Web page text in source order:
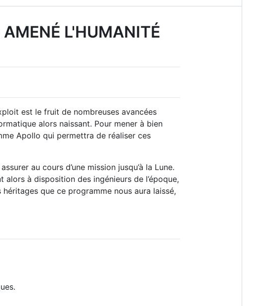
AMENÉ L'HUMANITÉ
est le fruit de nombreuses avancées
alors naissant. Pour mener à bien
Apollo qui permettra de réaliser ces
au cours d’une mission jusqu’à la Lune.
à disposition des ingénieurs de l’époque,
que ce programme nous aura laissé,